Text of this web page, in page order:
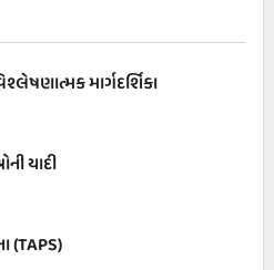
માર્ગદર્શિકા
યાદી
(TAPS)